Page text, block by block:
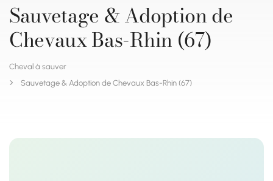
Sauvetage & Adoption de
Chevaux Bas-Rhin (67)
Cheval à sauver
Sauvetage & Adoption de Chevaux Bas-Rhin (67)